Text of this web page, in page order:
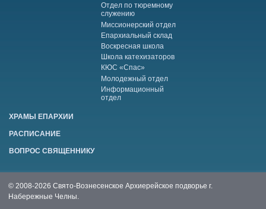
Отдел по тюремному
служению
Миссионерский отдел
Епархиальный склад
Воскресная школа
Школа катехизаторов
КЮС «Спас»
Молодежный отдел
Информационный
отдел
ХРАМЫ ЕПАРХИИ
РАСПИСАНИЕ
ВОПРОС СВЯЩЕННИКУ
© 2008-2026 Свято-Вознесенское Архиерейское подворье г.
Набережные Челны.